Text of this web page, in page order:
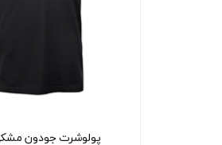
پولوشرت جودون